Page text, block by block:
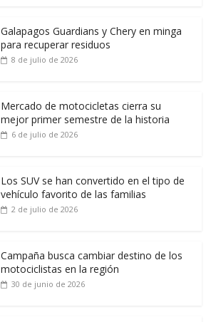
Galapagos Guardians y Chery en minga
para recuperar residuos
8 de julio de 2026
Mercado de motocicletas cierra su
mejor primer semestre de la historia
6 de julio de 2026
Los SUV se han convertido en el tipo de
vehículo favorito de las familias
2 de julio de 2026
Campaña busca cambiar destino de los
motociclistas en la región
30 de junio de 2026